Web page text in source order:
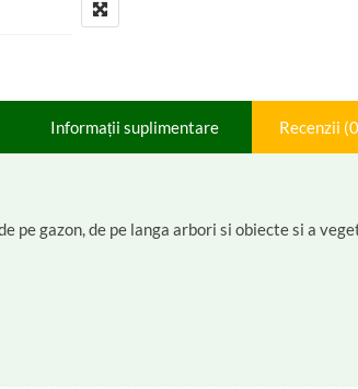
Informații suplimentare Recenzii
gazon, de pe langa arbori si obiecte si a